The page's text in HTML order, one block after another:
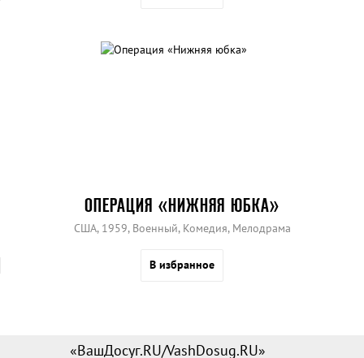
ОПЕРАЦИЯ «НИЖНЯЯ ЮБКА»
США, 1959, Военный, Комедия, Мелодрама
В избранное
«ВашДосуг.RU/VashDosug.RU»